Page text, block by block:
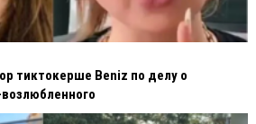
тиктокерше Beniz по делу о